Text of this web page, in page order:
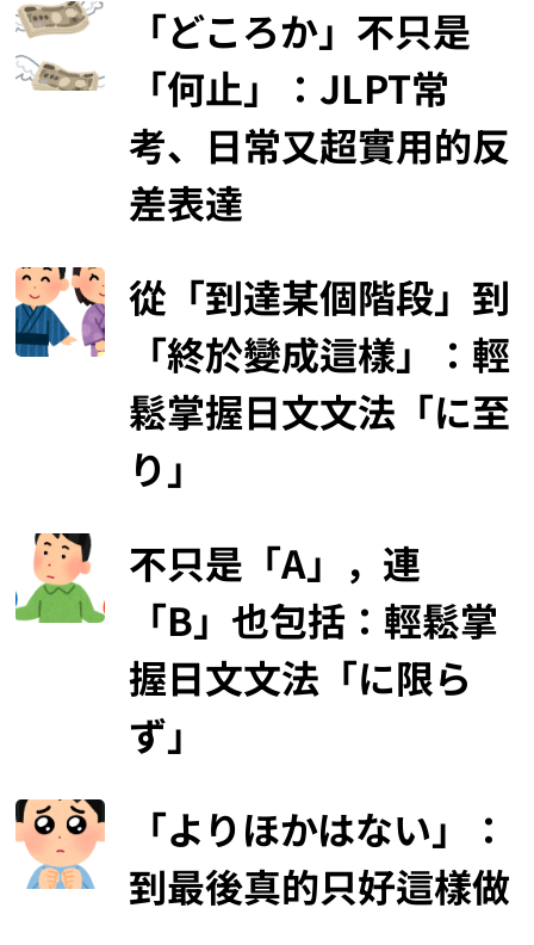
「どころか」不只是
「何止」：JLPT常
考、日常又超實用的反
差表達
從「到達某個階段」到
「終於變成這樣」：輕
鬆掌握日文文法「に至
り」
不只是「A」，連
「B」也包括：輕鬆掌
握日文文法「に限ら
ず」
「よりほかはない」：
到最後真的只好這樣做